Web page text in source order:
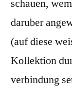
schauen,
daruber
(auf diese
Kollektion
verbindung